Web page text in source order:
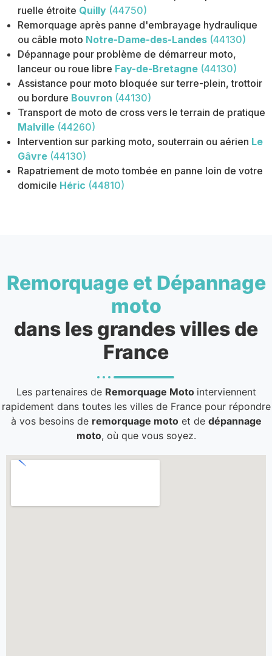
ruelle étroite Quilly (44750)
Remorquage après panne d'embrayage hydraulique
ou câble moto Notre-Dame-des-Landes (44130)
Dépannage pour problème de démarreur moto,
lanceur ou roue libre Fay-de-Bretagne (44130)
Assistance pour moto bloquée sur terre-plein, trottoir
ou bordure Bouvron (44130)
Transport de moto de cross vers le terrain de pratique
Malville (44260)
Intervention sur parking moto, souterrain ou aérien Le
Gâvre (44130)
Rapatriement de moto tombée en panne loin de votre
domicile Héric (44810)
Remorquage et Dépannage
moto
dans les grandes villes de
France
Les partenaires de Remorquage Moto interviennent
rapidement dans toutes les villes de France pour répondre
à vos besoins de remorquage motoet de dépannage
moto, où que vous soyez.